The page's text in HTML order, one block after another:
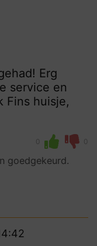
Erg
service en
Fins huisje,
0 0
goedgekeurd.